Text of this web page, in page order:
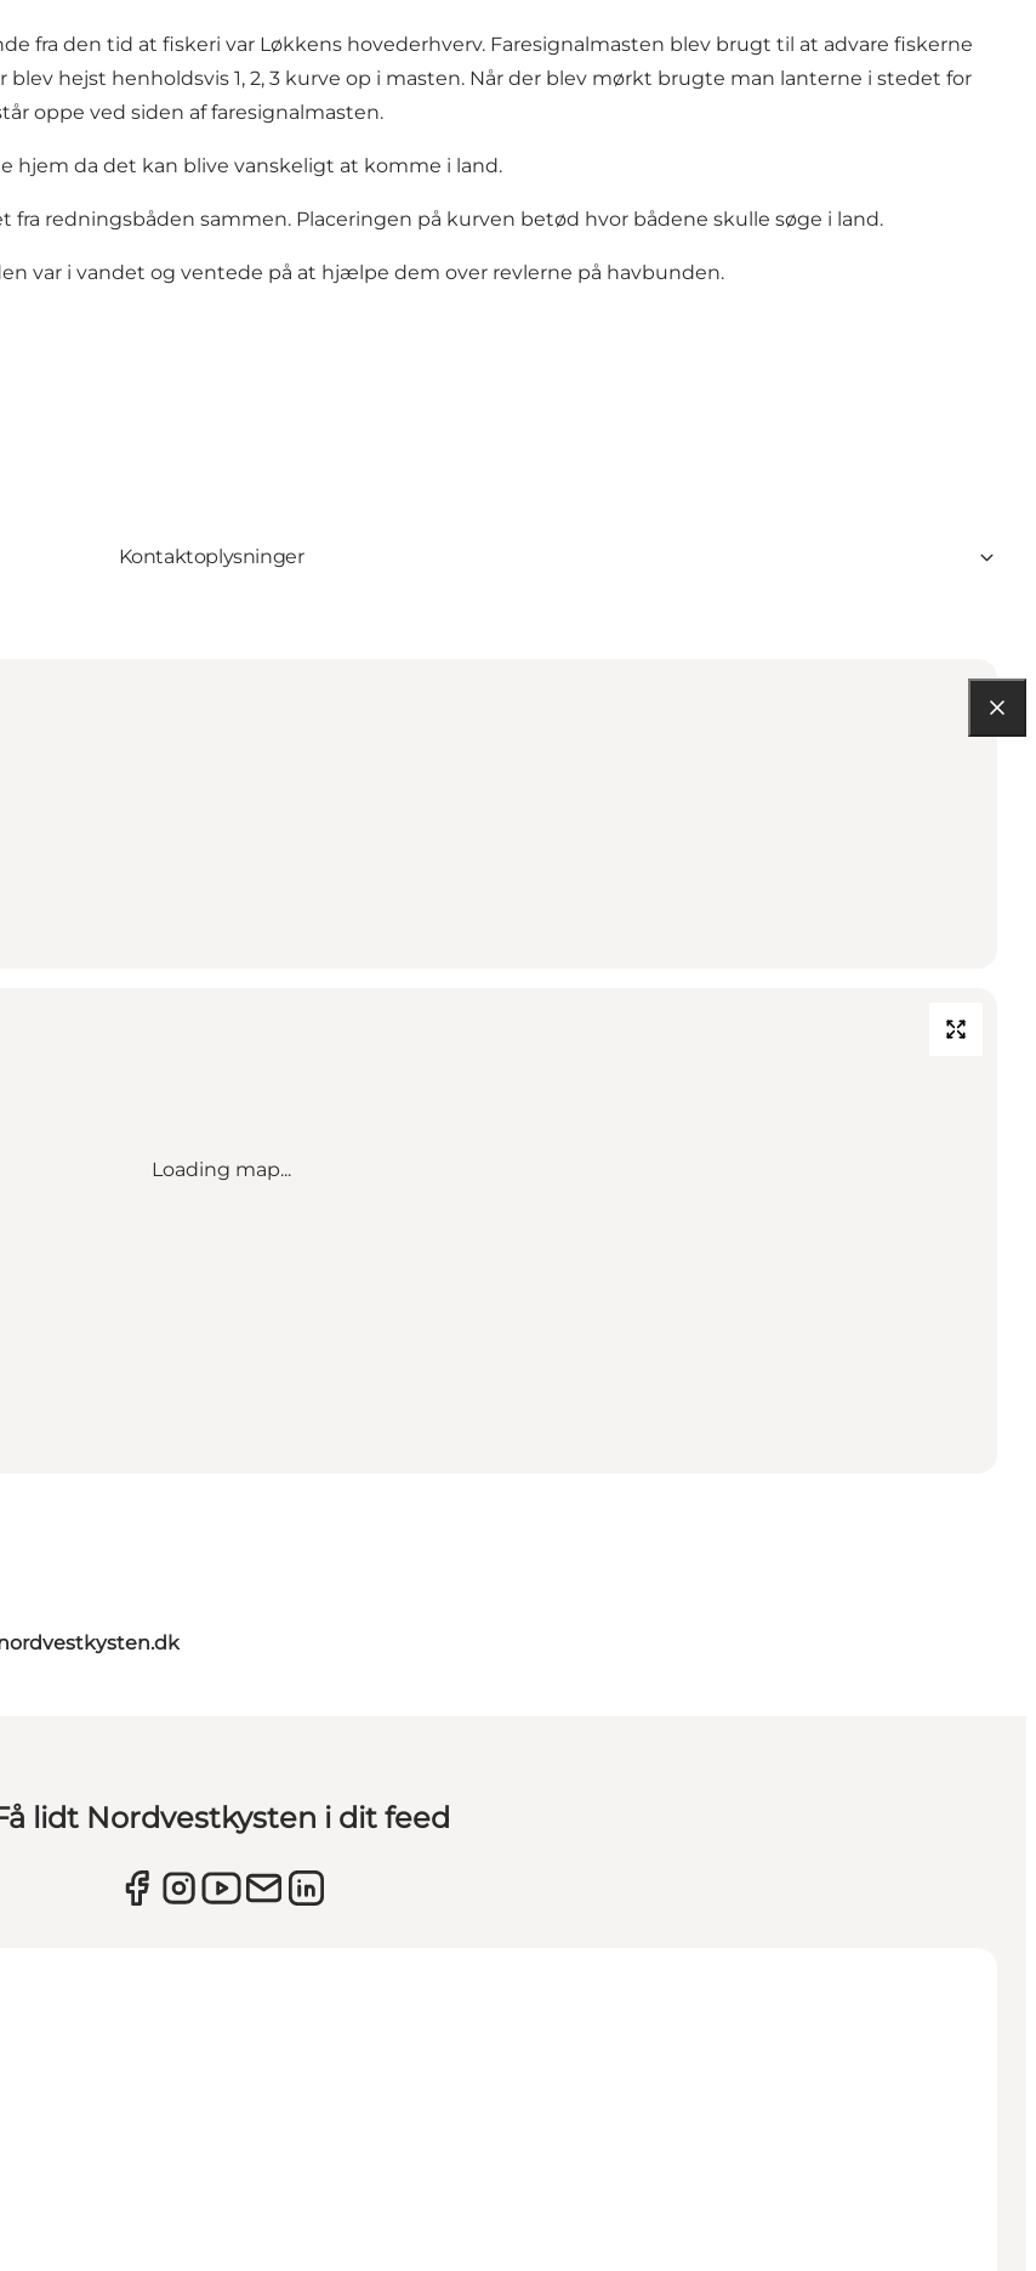
fra den tid at fiskeri var Løkkens hovederhverv. Faresignalmasten blev brugt til at advare fiskerne
hejst henholdsvis 1, 2, 3 kurve op i masten. Når der blev mørkt brugte man lanterne i stedet for
oppe ved siden af faresignalmasten.
hjem da det kan blive vanskeligt at komme i land.
redningsbåden sammen. Placeringen på kurven betød hvor bådene skulle søge i land.
var i vandet og ventede på at hjælpe dem over revlerne på havbunden.
Kontaktoplysninger
Loading map...
lidt Nordvestkysten i dit feed